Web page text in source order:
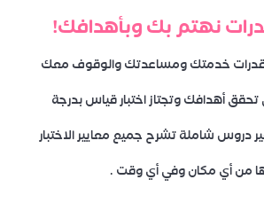
نهتم بك وبأهدافك!
خدمتك ومساعدتك والوقوف معك
أهدافك وتجتاز اختبار قياس بدرجة
دروس شاملة تشرح جميع معايير الاختبار
من أي مكان وفي أي وقت .